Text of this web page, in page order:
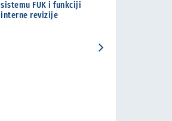
sistemu FUK i funkciji
interne revizije